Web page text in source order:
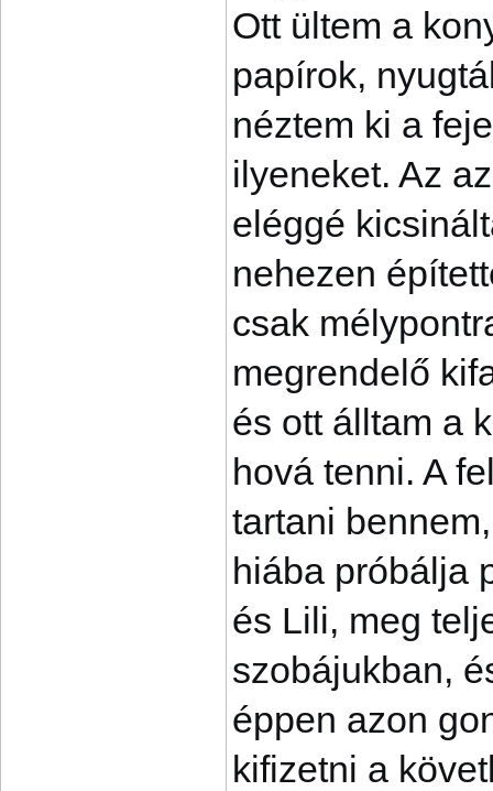
Ott ültem a
papírok,
néztem ki a
ilyeneket. Az
eléggé
nehezen
csak
megrendelő
és ott álltam a
hová tenni. A
tartani
hiába próbálja
és Lili, meg
szobájukban,
éppen azon
kifizetni a